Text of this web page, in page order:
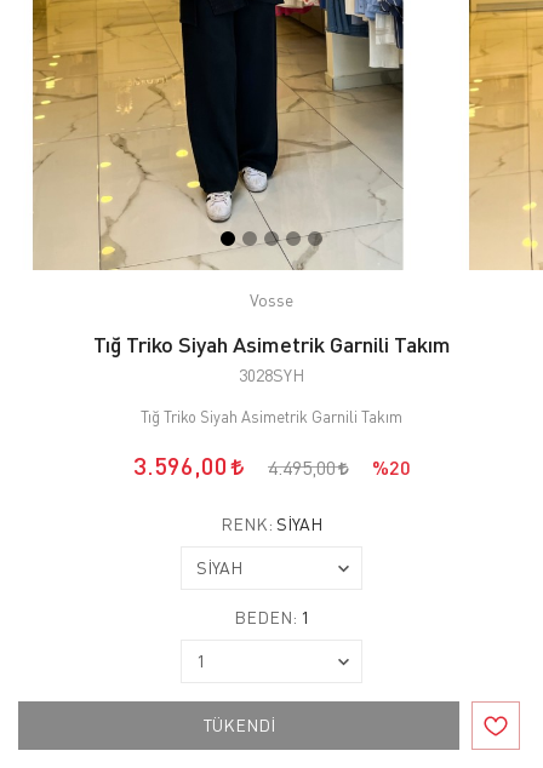
Vosse
Tığ Triko Siyah Asimetrik Garnili Takım
3028SYH
Tığ Triko Siyah Asimetrik Garnili Takım
3.596,00 4.495,00 %20
RENK: SİYAH
BEDEN: 1
TÜKENDİ